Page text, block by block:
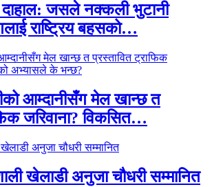
दाहाल: जसले नक्कली भुटानी
राष्ट्रिय बहसको…
आम्दानीसँग मेल खान्छ त
जरिवाना? विकसित…
खेलाडी अनुजा चौधरी सम्मानित